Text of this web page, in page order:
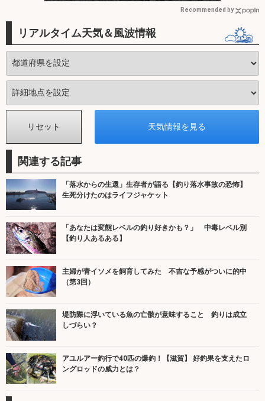
Recommended by
リアルタイム天気＆風波情報
関連する記事
「落水からの生還」生存者が語る【釣り落水事故の恐怖】
生死分けたのはライフジャケット
「あなたは変態レベルの釣り好きかも？」 中毒レベル別
【釣り人あるある】
主婦が青イソメを飼育してみた 不吉な予感がついに的中
（第3回）
堤防際に浮いている魚の亡骸が意味すること 釣りは成立
しづらい？
アユルアー釣行で40匹の爆釣！【滋賀】 好釣果を支えたロ
ングロッドの威力とは？